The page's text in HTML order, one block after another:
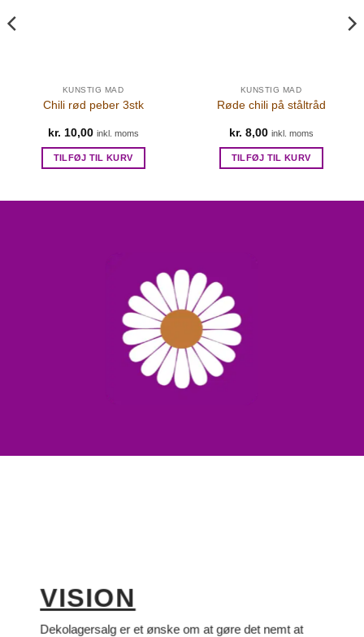
KUNSTIG MAD
Chili rød peber 3stk
kr. 10,00 inkl. moms
TILFØJ TIL KURV
KUNSTIG MAD
Røde chili på ståltråd
kr. 8,00 inkl. moms
TILFØJ TIL KURV
VISION
Dekolagersalg er et ønske om at gøre det nemt at